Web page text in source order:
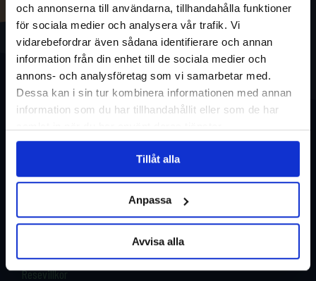
och annonserna till användarna, tillhandahålla funktioner
för sociala medier och analysera vår trafik. Vi
vidarebefordrar även sådana identifierare och annan
information från din enhet till de sociala medier och
annons- och analysföretag som vi samarbetar med.
Dessa kan i sin tur kombinera informationen med annan
information som du har tillhandahållit eller som de har
Tillåt alla
Anpassa
Avvisa alla
Restyper
Om oss
Resevillkor
Boka och res tryggt med
EverTrek
Grupp & Konferens
Kontakta oss